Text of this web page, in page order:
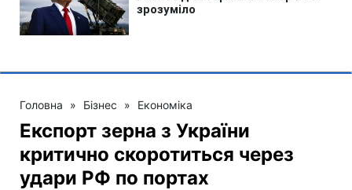
Головна » Бізнес » Економіка
Експорт зерна з України
критично скоротиться через
удари РФ по портах